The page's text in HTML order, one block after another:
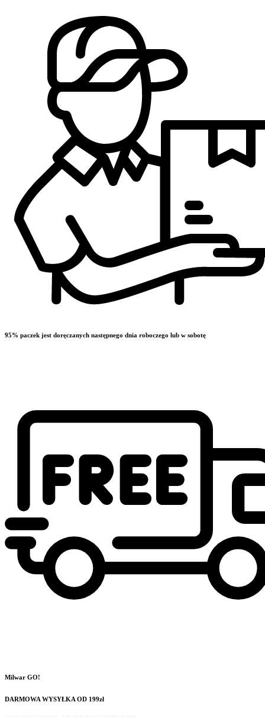
95% paczek jest doręczanych następnego dnia roboczego lub w sobotę
Milwar GO!
DARMOWA WYSYŁKA OD 199zł